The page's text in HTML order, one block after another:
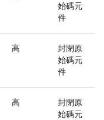
始碼元
件
高
封閉原
始碼元
件
高
封閉原
始碼元